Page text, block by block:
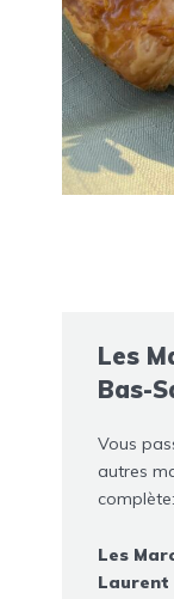
Les
Bas-
Vous
autres
complète:
Les
Laurent